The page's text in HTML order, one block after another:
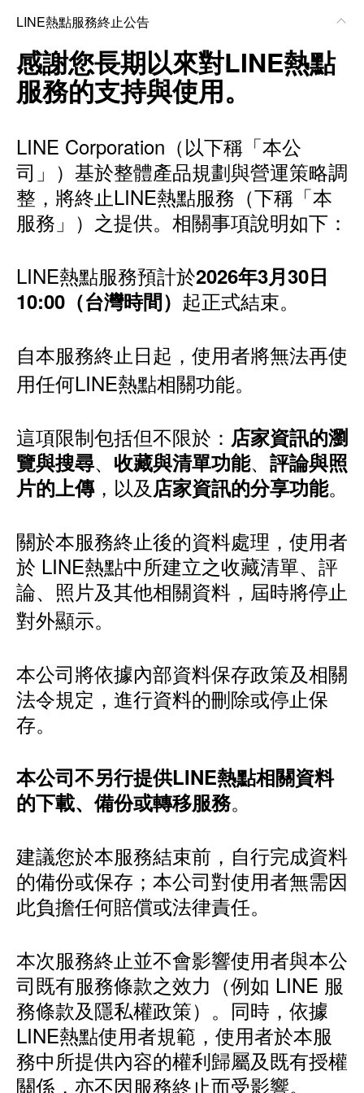
LINE熱點服務終止公告
感謝您長期以來對LINE熱點
服務的支持與使用。
LINE Corporation（以下稱「本公
司」）基於整體產品規劃與營運策略調
整，將終止LINE熱點服務（下稱「本
服務」）之提供。相關事項說明如下：
LINE熱點服務預計於2026年3月30日
10:00（台灣時間） 起正式結束。
自本服務終止日起，使用者將無法再使
用任何LINE熱點相關功能。
這項限制包括但不限於： 店家資訊的瀏
覽與搜尋、 收藏與清單功能、 評論與照
片的上傳，以及店家資訊的分享功能。
關於本服務終止後的資料處理，使用者
於 LINE熱點中所建立之收藏清單、評
論、照片及其他相關資料，屆時將停止
對外顯示。
本公司將依據內部資料保存政策及相關
法令規定，進行資料的刪除或停止保
存。
本公司不另行提供LINE熱點相關資料
的下載、備份或轉移服務。
建議您於本服務結束前，自行完成資料
的備份或保存；本公司對使用者無需因
此負擔任何賠償或法律責任。
本次服務終止並不會影響使用者與本公
司既有服務條款之效力（例如 LINE 服
務條款及隱私權政策）。同時，依據
LINE熱點使用者規範，使用者於本服
務中所提供內容的權利歸屬及既有授權
關係，亦不因服務終止而受影響。